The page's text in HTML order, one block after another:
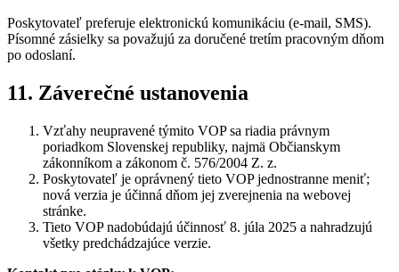
Poskytovateľ preferuje elektronickú komunikáciu (e‑mail, SMS).
Písomné zásielky sa považujú za doručené tretím pracovným dňom
po odoslaní.
11. Záverečné ustanovenia
Vzťahy neupravené týmito VOP sa riadia právnym
poriadkom Slovenskej republiky, najmä Občianskym
zákonníkom a zákonom č. 576/2004 Z. z.
Poskytovateľ je oprávnený tieto VOP jednostranne meniť;
nová verzia je účinná dňom jej zverejnenia na webovej
stránke.
Tieto VOP nadobúdajú účinnosť 8. júla 2025 a nahradzujú
všetky predchádzajúce verzie.